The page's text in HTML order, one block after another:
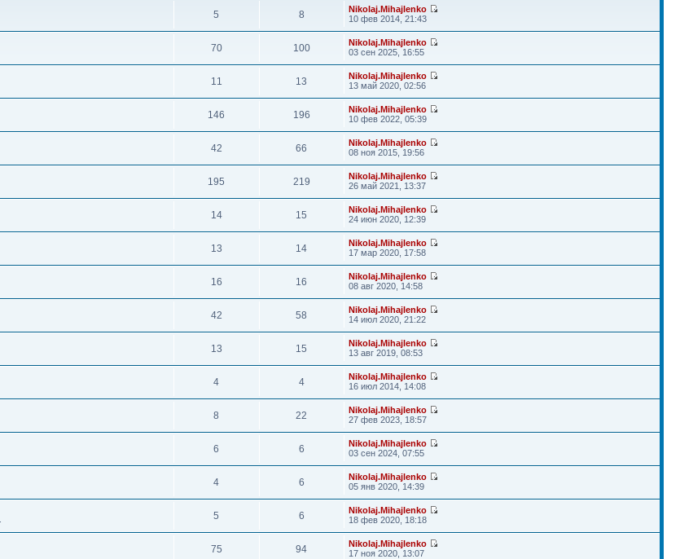
5 8
Nikolaj.Mihajlenko
10 фев 2014, 21:43
70 100
Nikolaj.Mihajlenko
03 сен 2025, 16:55
11 13
Nikolaj.Mihajlenko
13 май 2020, 02:56
146 196
Nikolaj.Mihajlenko
10 фев 2022, 05:39
42 66
Nikolaj.Mihajlenko
08 ноя 2015, 19:56
195 219
Nikolaj.Mihajlenko
26 май 2021, 13:37
14 15
Nikolaj.Mihajlenko
24 июн 2020, 12:39
13 14
Nikolaj.Mihajlenko
17 мар 2020, 17:58
16 16
Nikolaj.Mihajlenko
08 авг 2020, 14:58
42 58
Nikolaj.Mihajlenko
14 июл 2020, 21:22
13 15
Nikolaj.Mihajlenko
13 авг 2019, 08:53
4 4
Nikolaj.Mihajlenko
16 июл 2014, 14:08
8 22
Nikolaj.Mihajlenko
27 фев 2023, 18:57
6 6
Nikolaj.Mihajlenko
03 сен 2024, 07:55
4 6
Nikolaj.Mihajlenko
05 янв 2020, 14:39
5 6
Nikolaj.Mihajlenko
18 фев 2020, 18:18
75 94
Nikolaj.Mihajlenko
17 ноя 2020, 13:07